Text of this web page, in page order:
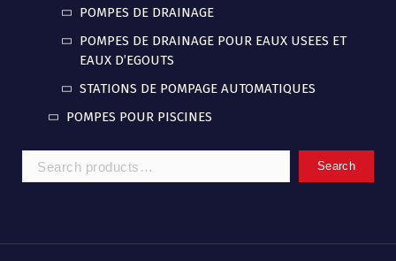
POMPES DE DRAINAGE
POMPES DE DRAINAGE POUR EAUX USEES ET
EAUX D’EGOUTS
STATIONS DE POMPAGE AUTOMATIQUES
POMPES POUR PISCINES
Search
Search